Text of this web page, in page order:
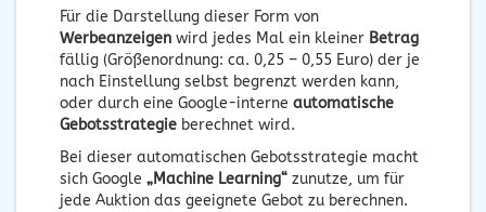
Für die Darstellung dieser Form von
Werbeanzeigen wird jedes Mal ein kleiner Betrag
fällig (Größenordnung: ca. 0,25 – 0,55 Euro) der je
nach Einstellung selbst begrenzt werden kann,
oder durch eine Google-interne automatische
Gebotsstrategie berechnet wird.
Bei dieser automatischen Gebotsstrategie macht
sich Google „Machine Learning“ zunutze, um für
jede Auktion das geeignete Gebot zu berechnen.